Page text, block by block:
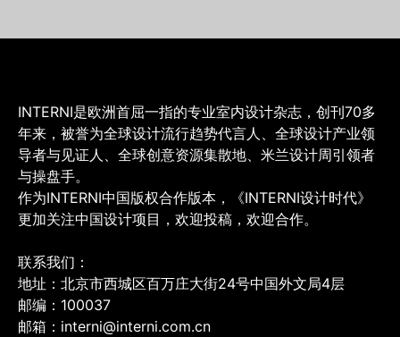
INTERNI是欧洲首屈一指的专业室内设计杂志，创刊70多
年来，被誉为全球设计流行趋势代言人、全球设计产业领
导者与见证人、全球创意资源集散地、米兰设计周引领者
与操盘手。
作为INTERNI中国版权合作版本，《INTERNI设计时代》
更加关注中国设计项目，欢迎投稿，欢迎合作。
联系我们：
地址：北京市西城区百万庄大街24号中国外文局4层
邮编：100037
邮箱：interni@interni.com.cn